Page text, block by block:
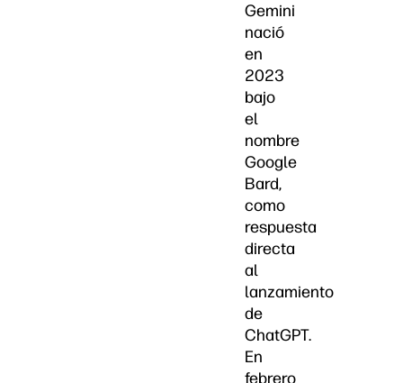
Gemini
nació
en
2023
bajo
el
nombre
Google
Bard,
como
respuesta
directa
al
lanzamiento
de
ChatGPT.
En
febrero